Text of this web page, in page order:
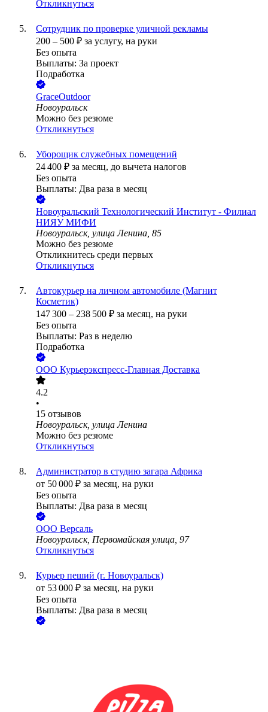
Откликнуться
Сотрудник по проверке уличной рекламы
200 – 500 ₽ за услугу, на руки
Без опыта
Выплаты: За проект
Подработка
GraceOutdoor
Новоуральск
Можно без резюме
Откликнуться
Уборощик служебных помещений
24 400 ₽ за месяц, до вычета налогов
Без опыта
Выплаты: Два раза в месяц
Новоуральский Технологический Институт - Филиал
НИЯУ МИФИ
Новоуральск, улица Ленина, 85
Можно без резюме
Откликнитесь среди первых
Откликнуться
Автокурьер на личном автомобиле (Магнит
Косметик)
147 300 – 238 500 ₽ за месяц, на руки
Без опыта
Выплаты: Раз в неделю
Подработка
ООО Курьерэкспресс-Главная Доставка
4.2
•
15 отзывов
Новоуральск, улица Ленина
Можно без резюме
Откликнуться
Администратор в студию загара Африка
от 50 000 ₽ за месяц, на руки
Без опыта
Выплаты: Два раза в месяц
ООО Версаль
Новоуральск, Первомайская улица, 97
Откликнуться
Курьер пеший (г. Новоуральск)
от 53 000 ₽ за месяц, на руки
Без опыта
Выплаты: Два раза в месяц